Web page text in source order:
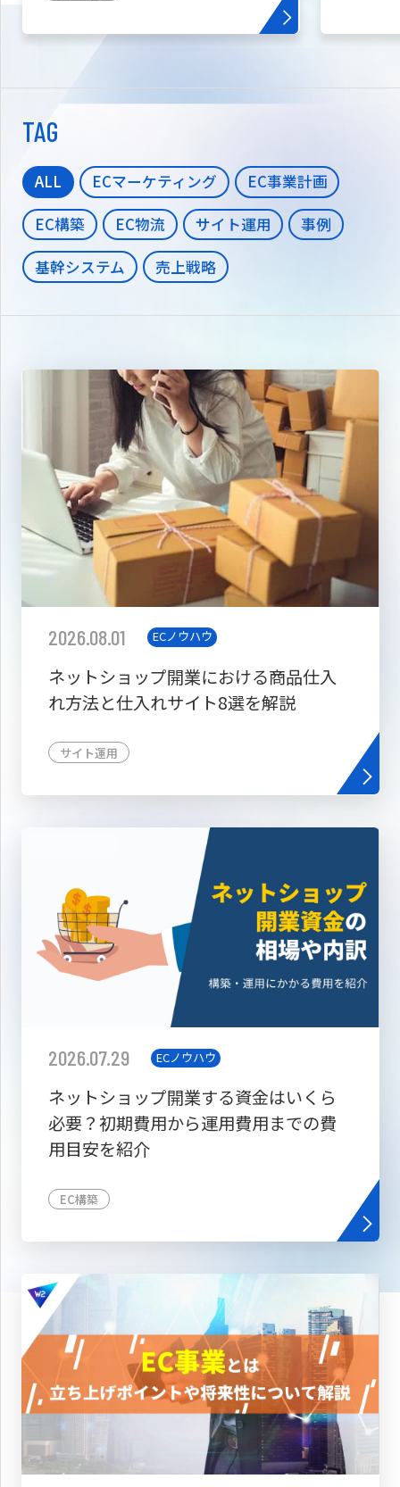
TAG
ALL ECマーケティング
EC事業計画
EC構築
EC物流 サイト運用
事例
基幹システム
売上戦略
2026.08.01 ECノウハウ
ネットショップ開業における商品仕入
れ方法と仕入れサイト8選を解説
サイト運用
2026.07.29 ECノウハウ
ネットショップ開業する資金はいくら
必要？初期費用から運用費用までの費
用目安を紹介
EC構築